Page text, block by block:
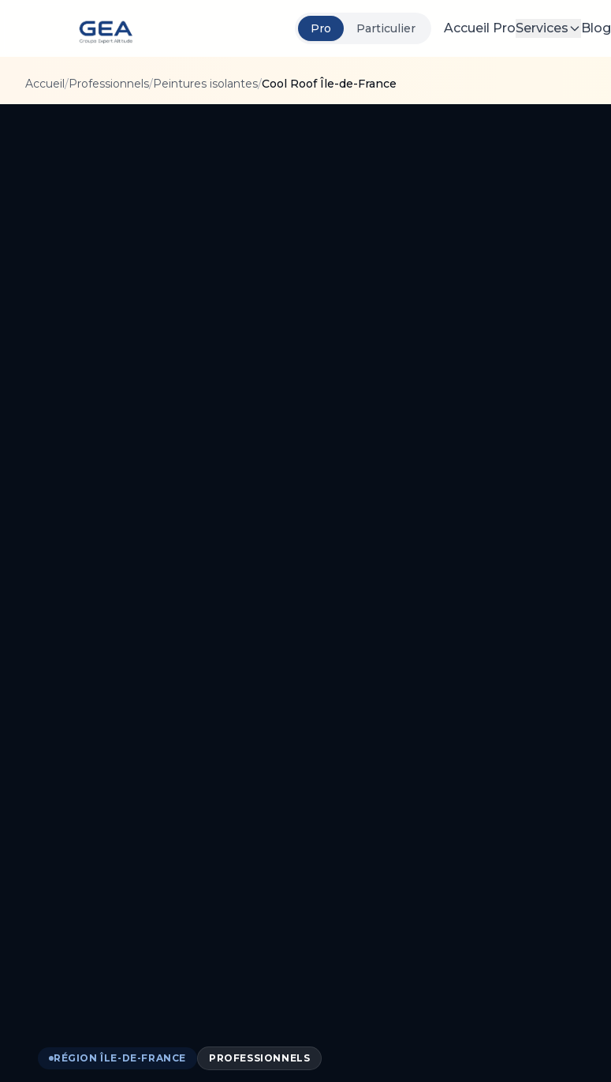
Pro Particulier Accueil ProServices Blog
Accueil/Professionnels/Peintures isolantes/Cool Roof Île-de-France
RÉGION ÎLE-DE-FRANCE PROFESSIONNELS